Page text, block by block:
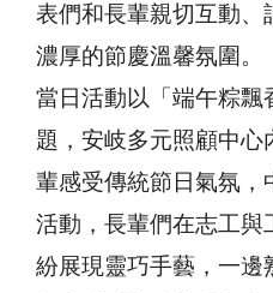
表們和長輩親切互動、
濃厚的節慶溫馨氛圍。
當日活動以「端午粽飄
題，安岐多元照顧中
輩感受傳統節日氣氛，
活動，長輩們在志工與
紛展現靈巧手藝，一邊